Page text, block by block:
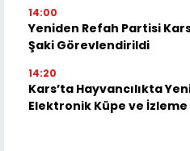
14:00
Yeniden Refah Partisi
Şaki Görevlendirildi
14:20
Kars’ta Hayvancılıkta
Elektronik Küpe ve İzleme